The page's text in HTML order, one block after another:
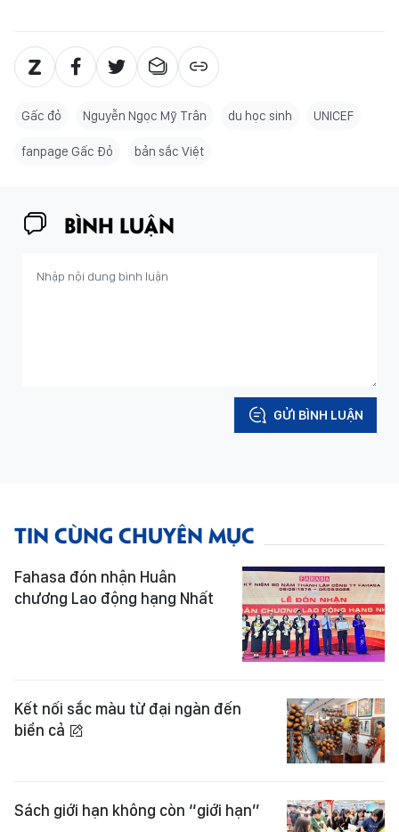
Gấc đỏ Nguyễn Ngọc Mỹ Trân du học sinh UNICEF
fanpage Gấc Đỏ bản sắc Việt
BÌNH LUẬN
GỬI BÌNH LUẬN
TIN CÙNG CHUYÊN MỤC
Fahasa đón nhận Huân
chương Lao động hạng Nhất
Kết nối sắc màu từ đại ngàn đến
biển cả
Sách giới hạn không còn “giới hạn”